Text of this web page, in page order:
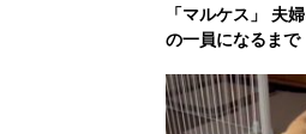
「マルケス」 夫
の一員になるまで